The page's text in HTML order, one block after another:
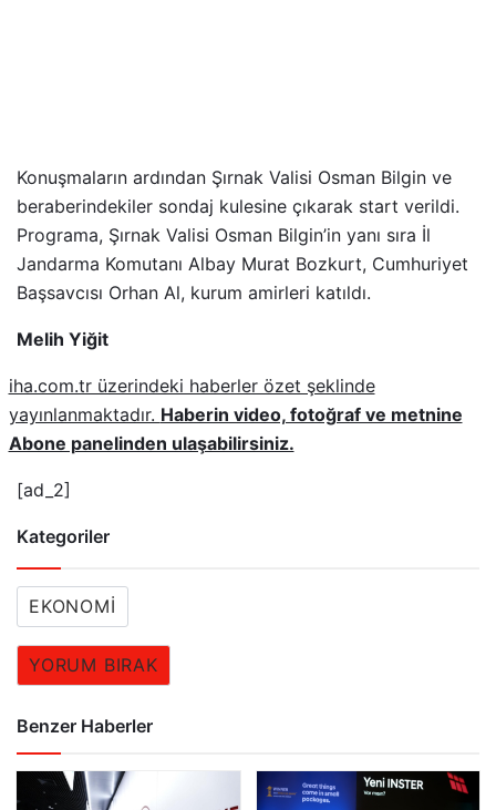
Konuşmaların ardından Şırnak Valisi Osman Bilgin ve
beraberindekiler sondaj kulesine çıkarak start verildi.
Programa, Şırnak Valisi Osman Bilgin’in yanı sıra İl
Jandarma Komutanı Albay Murat Bozkurt, Cumhuriyet
Başsavcısı Orhan Al, kurum amirleri katıldı.
Melih Yiğit
iha.com.tr üzerindeki haberler özet şeklinde
yayınlanmaktadır. Haberin video, fotoğraf ve metnine
Abone panelinden ulaşabilirsiniz.
[ad_2]
Kategoriler
EKONOMI
YORUM BIRAK
Benzer Haberler